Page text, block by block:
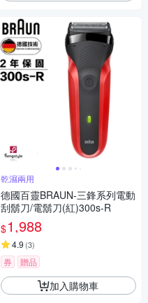
乾濕兩用
德國百靈BRAUN-三鋒系列電動
刮鬍刀/電鬍刀(紅)300s-R
$1,988
4.9 (3)
券 贈品
加入購物車